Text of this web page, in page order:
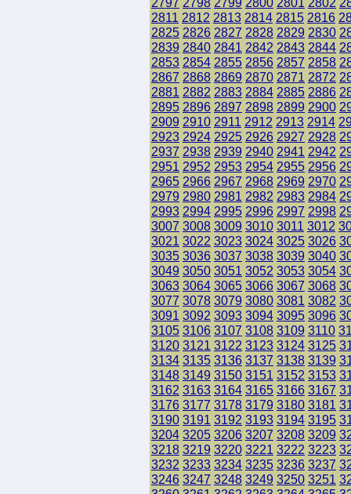
2811 2812 2813 2814 2815 2816
2825 2826 2827 2828 2829 2830
2839 2840 2841 2842 2843 2844
2853 2854 2855 2856 2857 2858
2867 2868 2869 2870 2871 2872
2881 2882 2883 2884 2885 2886
2895 2896 2897 2898 2899 2900
2909 2910 2911 2912 2913 2914
2923 2924 2925 2926 2927 2928
2937 2938 2939 2940 2941 2942
2951 2952 2953 2954 2955 2956
2965 2966 2967 2968 2969 2970
2979 2980 2981 2982 2983 2984
2993 2994 2995 2996 2997 2998
3007 3008 3009 3010 3011 3012
3021 3022 3023 3024 3025 3026
3035 3036 3037 3038 3039 3040
3049 3050 3051 3052 3053 3054
3063 3064 3065 3066 3067 3068
3077 3078 3079 3080 3081 3082
3091 3092 3093 3094 3095 3096
3105 3106 3107 3108 3109 3110
3120 3121 3122 3123 3124 3125
3134 3135 3136 3137 3138 3139
3148 3149 3150 3151 3152 3153
3162 3163 3164 3165 3166 3167
3176 3177 3178 3179 3180 3181
3190 3191 3192 3193 3194 3195
3204 3205 3206 3207 3208 3209
3218 3219 3220 3221 3222 3223
3232 3233 3234 3235 3236 3237
3246 3247 3248 3249 3250 3251